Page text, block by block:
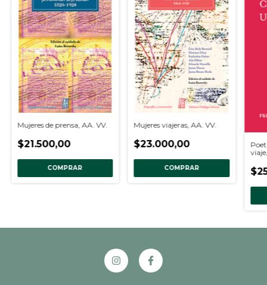
Mujeres de prensa, AA. VV.
$21.500,00
COMPRAR
Mujeres viajeras, AA. VV.
$23.000,00
COMPRAR